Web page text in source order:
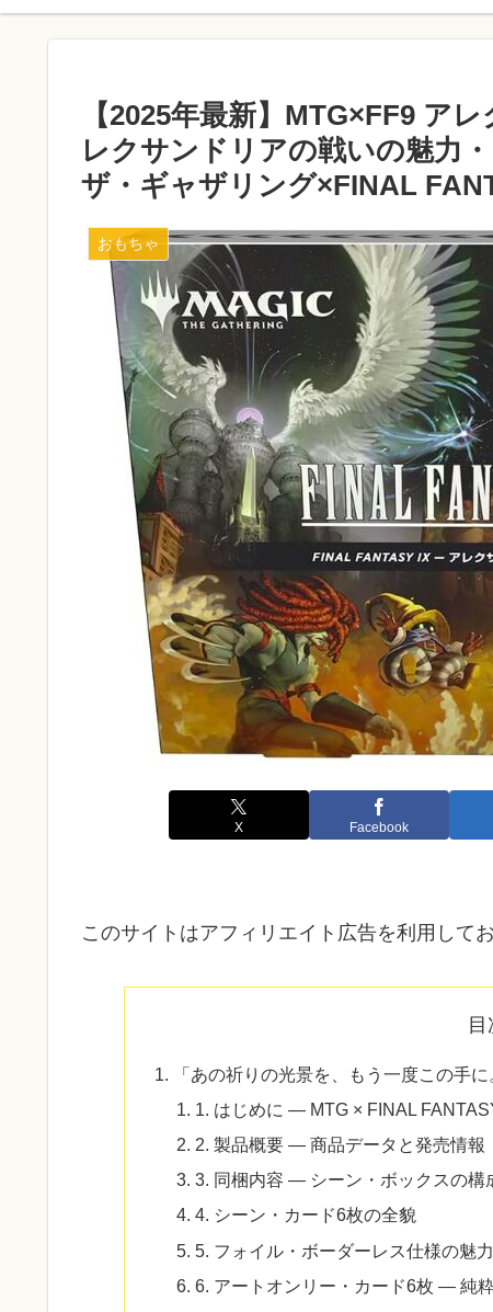
【2025年最新】MTG×FF9 ア
レクサンドリアの戦いの魅力
ザ・ギャザリング×FINAL
おもちゃ
X Facebook
このサイトはアフィリエイト広告を利用して
目
「あの祈りの光景を、もう一度この手
1. はじめに — MTG × FINAL
2. 製品概要 — 商品データと発売情報
3. 同梱内容 — シーン・ボックスの構
4. シーン・カード6枚の全貌
5. フォイル・ボーダーレス仕様の魅力
6. アートオンリー・カード6枚 — 純